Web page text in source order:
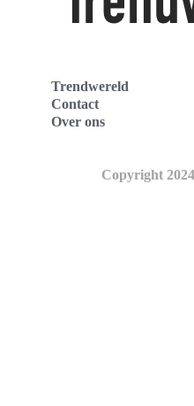
Trendwereld
Contact
Over ons
Copyright